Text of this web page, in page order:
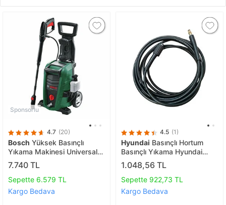
Sponsorlu
4.7 (20)
Bosch Yüksek Basınçlı
Yıkama Makinesi Universal
Aquatak 130 1700W
7.740 TL
Sepette 6.579 TL
Kargo Bedava
4.5 (1)
Hyundai Basınçlı Hortum
Basınçlı Yıkama Hyundai
Hyb100b
1.048,56 TL
Sepette 922,73 TL
Kargo Bedava